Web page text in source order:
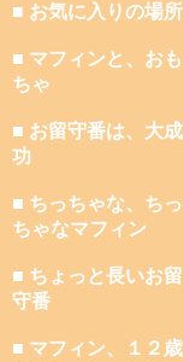
■ お気に入りの場所
■ マフィンと、おも
ちゃ
■ お留守番は、大成
功
■ ちっちゃな、ちっ
ちゃなマフィン
■ ちょっと長いお留
守番
■ マフィン、１２歳